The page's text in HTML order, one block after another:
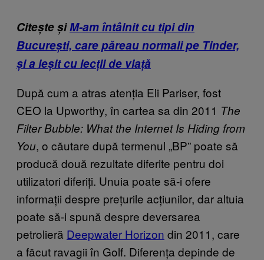
Citește șiM-am întâlnit cu tipi din
București, care păreau normali pe Tinder,
și a ieșit cu lecții de viață
După cum a atras atenția Eli Pariser, fost
CEO la Upworthy, în cartea sa din 2011 The
Filter Bubble: What the Internet Is Hiding from
You, o căutare după termenul „BP” poate să
producă două rezultate diferite pentru doi
utilizatori diferiți. Unuia poate să-i ofere
informații despre prețurile acțiunilor, dar altuia
poate să-i spună despre deversarea
petrolieră Deepwater Horizon din 2011, care
a făcut ravagii în Golf. Diferența depinde de